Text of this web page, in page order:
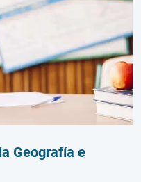
Geografía e